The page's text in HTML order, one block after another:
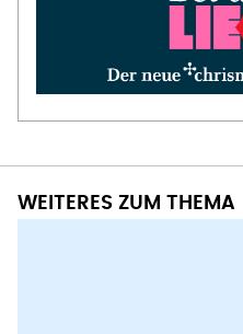
WEITERES ZUM THEMA